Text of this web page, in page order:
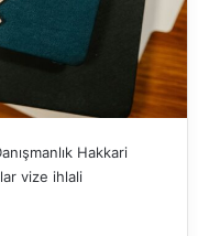
Hakkari
vize ihlali